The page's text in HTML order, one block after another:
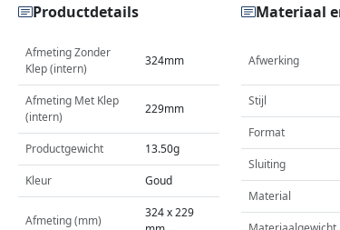
Productdetails
Afmeting Zonder
Klep (intern)
324mm
Afmeting Met Klep
(intern)
229mm
Productgewicht 13.50g
Kleur Goud
Afmeting (mm)
324 x 229
Materiaal
Afwerking
Stijl
Format
Sluiting
Material